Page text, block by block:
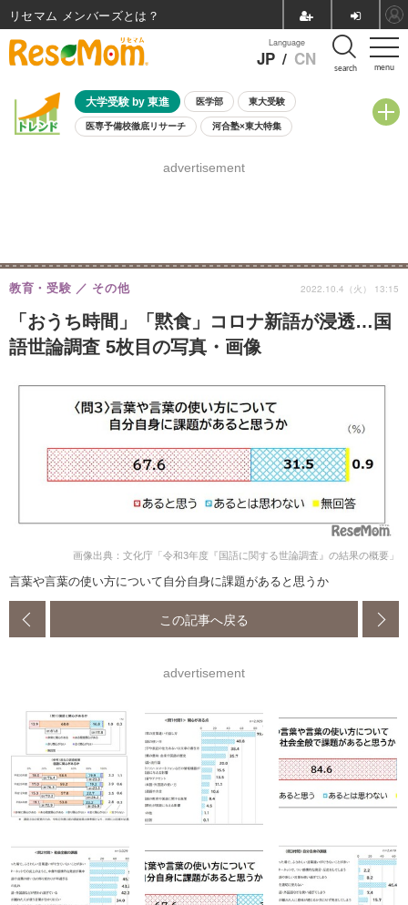
menu
Language
JP / CN search
大学受験 by 東進 医学部 東大受験
医専予備校徹底リサーチ 河合塾×東大特集
8月開催学校説明会・相談会
advertisement
「おうち時間」「黙食」コロナ新語が浸透…国
語世論調査 5枚目の写真・画像
教育・受験 その他 2022.10.4（火） 13:15
画像出典：文化庁「令和3年度『国語に関する世論調査』の結果の概要」
言葉や言葉の使い方について自分自身に課題があると思うか
この記事へ戻る
advertisement
リセマム メンバーズ